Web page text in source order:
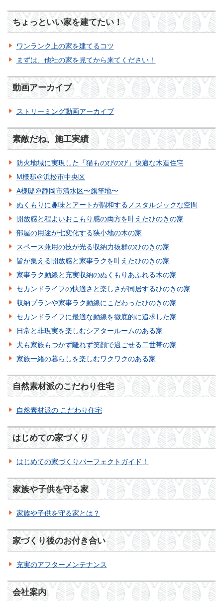
ちょっといい家を建てたい！
ワンランク上の家を建てるコツ
まずは、他社の家を見てから来てください！
動画アーカイブ
ストリーミング動画アーカイブ
素敵だね、施工実績
防火地域に実現した「猫ものびのび」快適な木造住宅
M様邸＠浜松市中央区
A様邸＠静岡市清水区〜旗竿地〜
ぬくもりに趣味とアートが調和するノスタルジックな空間
開放感と程よいおこもり感の両方を叶えたひのきの家
部屋の用途が七変化する狭小地の木の家
スペース兼用の技が光る収納力抜群のひのきの家
皆が集える開放感と家事ラクを叶えたひのきの家
家事ラク動線と充実収納のぬくもりあふれる木の家
セカンドライフの快適さと楽しさが同居するひのきの家
収納プランや家事ラク動線にこだわったひのきの家
セカンドライフに最適な動線を徹底的に追求した家
日常と非現実を楽しむシアタールームのある家
犬も家族もつかず離れず笑顔で過ごせる二世帯の家
家族一緒の暮らしを楽しむワクワクのある家
自然素材派のこだわり住宅
自然素材派の こだわり住宅
はじめての家づくり
はじめての家づくりパーフェクトガイド！
家族や子供を守る家
家族や子供を守る家とは？
家づくり後のお付き合い
充実のアフターメンテナンス
会社案内